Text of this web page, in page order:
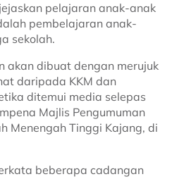
pelajaran anak-anak
pembelajaran anak-
sekolah.
akan dibuat dengan merujuk
daripada KKM dan
ditemui media selepas
Majlis Pengumuman
Menengah Tinggi Kajang, di
beberapa cadangan